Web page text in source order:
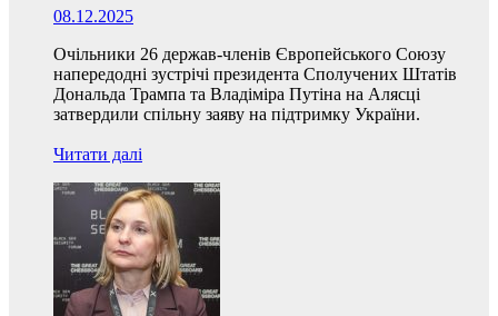
08.12.2025
Очільники 26 держав-членів Європейського Союзу
напередодні зустрічі президента Сполучених Штатів
Дональда Трампа та Владіміра Путіна на Алясці
затвердили спільну заяву на підтримку України.
Читати далі